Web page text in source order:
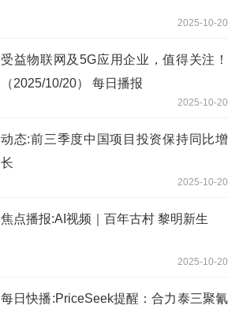
2025-10-20
受益物联网及5G应用企业，值得关注！
（2025/10/20） 每日播报
2025-10-20
动态:前三季度中国项目投资保持同比增
长
2025-10-20
焦点播报:AI视频｜百年古村 黎明新生
2025-10-20
每日快播:PriceSeek提醒：合力泰三聚氰